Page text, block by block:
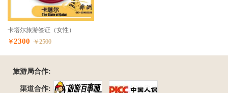
卡塔尔旅游签证（女性）
￥2300 ￥2500
旅游局合作:
渠道合作: